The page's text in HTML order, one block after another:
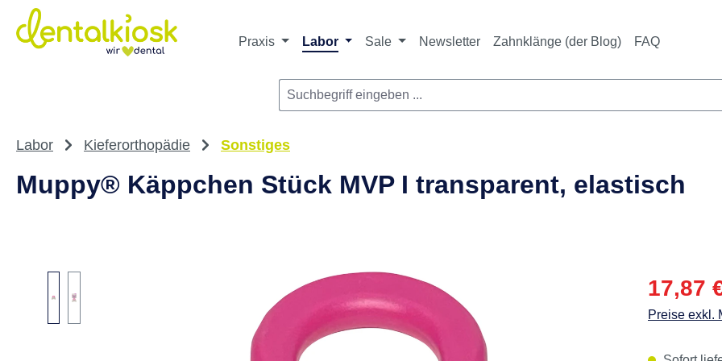
Hauptinhalt springen
Zur Suche springen
Zur Hauptnavigation springen
Praxis Labor Sale Newsletter Zahnklänge (der Blog) FAQ
Labor Kieferorthopädie Sonstiges
Muppy® Käppchen Stück MVP I transparent, elastisch
17,87
Preise exkl.